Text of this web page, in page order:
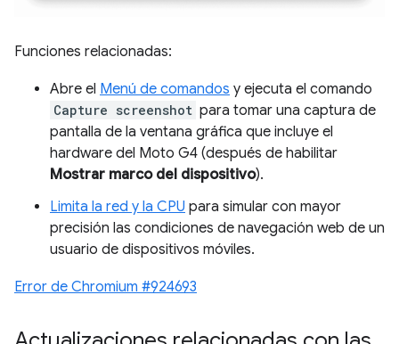
Funciones relacionadas:
Abre el Menú de comandos y ejecuta el comando
Capture screenshot para tomar una captura de
pantalla de la ventana gráfica que incluye el
hardware del Moto G4 (después de habilitar
Mostrar marco del dispositivo).
Limita la red y la CPU para simular con mayor
precisión las condiciones de navegación web de un
usuario de dispositivos móviles.
Error de Chromium #924693